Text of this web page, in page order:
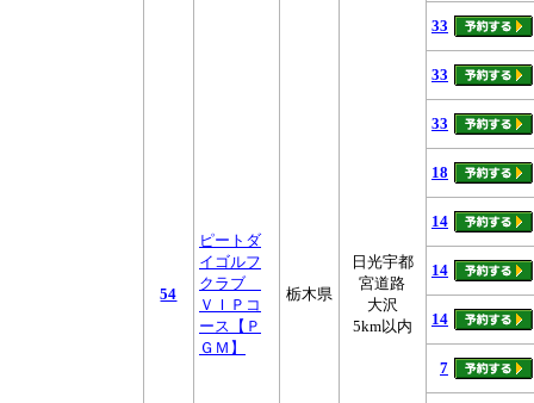
54
ピートダ
イゴルフ
クラブ
ＶＩＰコ
ース【Ｐ
ＧＭ】
栃木県
日光宇都
宮道路
大沢
5km以内
33
33
33
18
14
14
14
7